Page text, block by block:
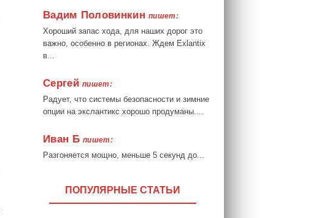
Вадим Половинкинпишет:
Хороший запас хода, для наших дорог это
важно, особенно в регионах. Ждем Exlantix
в...
Сергейпишет:
Радует, что системы безопасности и зимние
опции на экслантикс хорошо продуманы....
Иван Бпишет:
Разгоняется мощно, меньше 5 секунд до...
ПОПУЛЯРНЫЕ СТАТЬИ